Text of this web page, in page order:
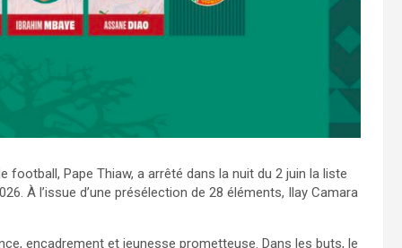
football, Pape Thiaw, a arrêté dans la nuit du 2 juin la liste
À l’issue d’une présélection de 28 éléments, Ilay Camara
encadrement et jeunesse prometteuse. Dans les buts, le